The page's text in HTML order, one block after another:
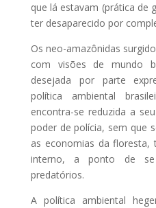
que lá estavam (prática de
ter desaparecido por
Os neo-amazônidas
com visões de mundo
desejada por parte
política ambiental
encontra-se reduzida a
poder de polícia, sem que
as economias da floresta,
interno, a ponto de se
predatórios.
A política ambiental